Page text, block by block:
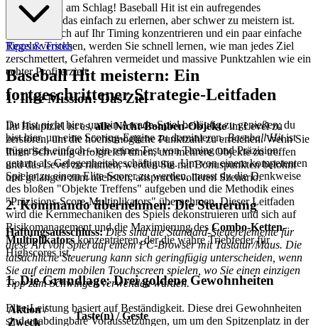
Willkommen am Schlag! Baseball Hit ist ein aufregendes
Actionspiel, das einfach zu erlernen, aber schwer zu meistern ist.
Indem Sie sich auf Ihr Timing konzentrieren und ein paar einfache
Regeln verstehen, werden Sie schnell lernen, wie man jedes Ziel
zerschmettert, Gefahren vermeidet und massive Punktzahlen wie ein
echter Profi erzielt.
1. Ihre Mission: Das Ziel
Ihr Hauptziel ist es,alle Nicht-Bomben-Objekteim Level zu
zerstören, um die höchstmögliche Punktzahl zu erreichen. Wenn Sie
Ihren Schwung erfolgreich timen, um mehrere Objekte zu treffen
und das Level zu räumen, werden Sie mit Bonuspunkten belohnt
und gelangen zum nächsten, anspruchsvolleren Szenario.
2. Kommando übernehmen: Die Steuerung
Haftungsausschluss: Dies sind die Standard-Steuerelemente für
diese Art von Spiel auf einem PC-Browser mit Tastatur/Maus. Die
tatsächliche Steuerung kann sich geringfügig unterscheiden, wenn
Sie auf einem mobilen Touchscreen spielen, wo Sie einen einzigen
Tipp zum Schwingen verwenden würden.
Aktion /
Zweck
Taste(n) / Geste
Tipps & Tricks
Baseball Hit meistern: Ein
fortgeschrittener Strategie-Leitfaden
Du bist nicht hier, um ein Arcade-Spiel beiläufig zu genießen; du
bist hier, um eine Scoring-Engine zu dominieren.Baseball Hitist
trügerisch einfach – ein reiner Test von Timing und Präzision,
getarnt als Gelegenheitsbeschäftigung. Um von einem kompetenten
Spieler zu einem Elite-Scorer zu werden, musst du die Denkweise
des bloßen "Objekte Treffens" aufgeben und die Methodik eines
"Präzisions-Score-Multiplikators" übernehmen. Dieser Leitfaden
wird die Kernmechaniken des Spiels dekonstruieren und sich auf
Risikomanagement und die Maximierung des Combo-Ketten-
Multiplikatorskonzentrieren, der die wahre Triebfeder für
Highscores ist.
1. Die Grundlage: Drei goldene Gewohnheiten
Elite-Leistung basiert auf Beständigkeit. Diese drei Gewohnheiten
sind unabdingbare Voraussetzungen, um um den Spitzenplatz in der